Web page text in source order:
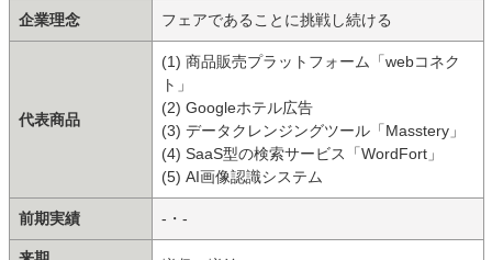
企業理念 フェアであることに挑戦し続ける
代表商品
(1) 商品販売プラットフォーム「webコネク
ト」
(2) Googleホテル広告
(3) データクレンジングツール「Masstery」
(4) SaaS型の検索サービス「WordFort」
(5) AI画像認識システム
前期実績 -・-